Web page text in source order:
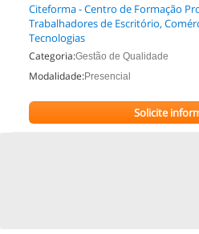
Citeforma - Centro de Formação
Trabalhadores de Escritório,
Tecnologias
Categoria:Gestão de Qualidade
Modalidade:Presencial
Solicite